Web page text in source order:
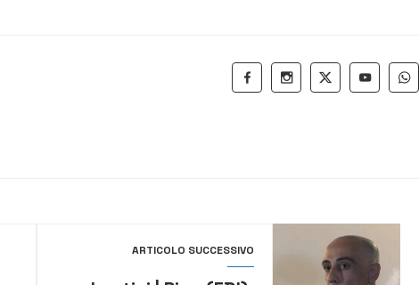
ARTICOLO SUCCESSIVO